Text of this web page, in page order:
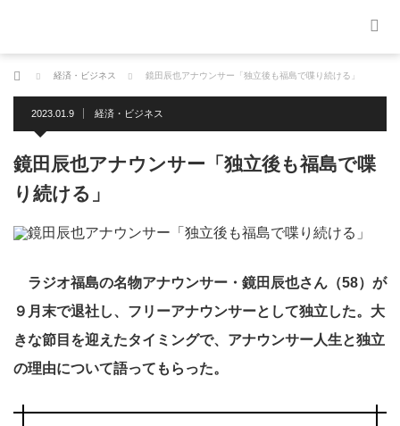
ホーム 経済・ビジネス 鏡田辰也アナウンサー「独立後も福島で喋り続ける」
2023.01.9 経済・ビジネス
鏡田辰也アナウンサー「独立後も福島で喋
り続ける」
ラジオ福島の名物アナウンサー・鏡田辰也さん（58）が
９月末で退社し、フリーアナウンサーとして独立した。大
きな節目を迎えたタイミングで、アナウンサー人生と独立
の理由について語ってもらった。